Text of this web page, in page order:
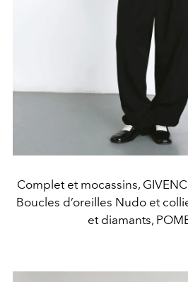
Complet et mocassins,
Boucles d’oreilles Nudo et
et diamants,